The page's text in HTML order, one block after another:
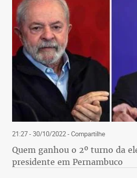
21:27 - 30/10/2022- Compartilhe
Quem ganhou o 2º turno da
presidente em Pernambuco